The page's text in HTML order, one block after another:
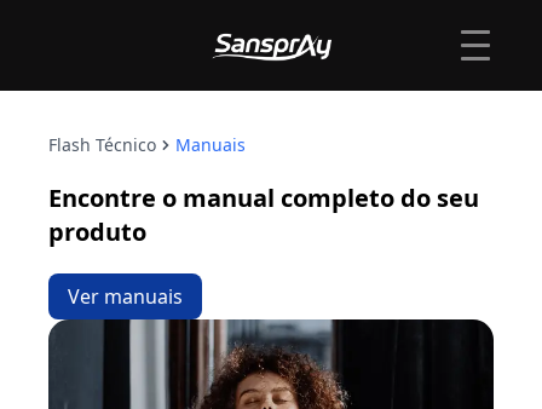
Flash Técnico Manuais
Encontre o manual completo do seu
produto
Ver manuais